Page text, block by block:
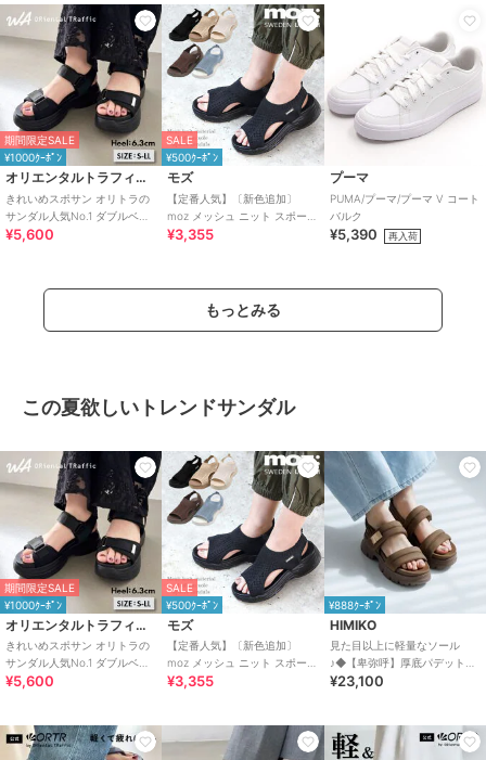
期間限定SALE
¥1000ｸｰﾎﾟﾝ
オリエンタルトラフィック
きれいめスポサン オリトラの
サンダル人気No.1 ダブルベル
ト スポーツサンダル /42207
¥5,600
SALE
¥500ｸｰﾎﾟﾝ
モズ
【定番人気】〔新色追加〕
moz メッシュ ニット スポーツ
サンダル
¥3,355
プーマ
PUMA/プーマ/プーマ V コート
バルク
¥5,390 再入荷
もっとみる
この夏欲しいトレンドサンダル
期間限定SALE
¥1000ｸｰﾎﾟﾝ
オリエンタルトラフィック
きれいめスポサン オリトラの
サンダル人気No.1 ダブルベル
ト スポーツサンダル /42207
¥5,600
SALE
¥500ｸｰﾎﾟﾝ
モズ
【定番人気】〔新色追加〕
moz メッシュ ニット スポーツ
サンダル
¥3,355
¥888ｸｰﾎﾟﾝ
HIMIKO
見た目以上に軽量なソール
♪◆【卑弥呼】厚底パデットサ
ンダル/661201
¥23,100